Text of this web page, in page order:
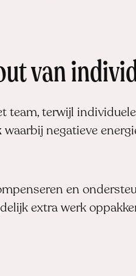
van
team, terwijl
waarbij negatieve
en
extra werk